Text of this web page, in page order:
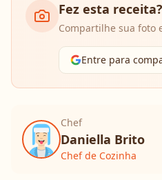
Fez esta
Compartilhe sua foto
Entre para
Chef
Daniella Brito
Chef de Cozinha